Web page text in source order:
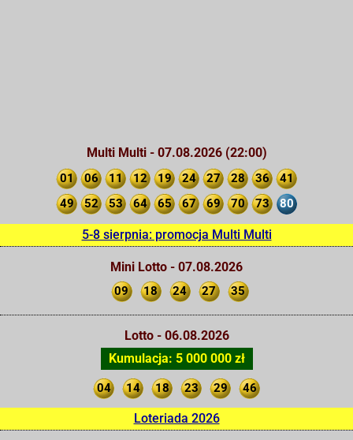
Multi Multi - 07.08.2026 (22:00)
01 06 11 12 19 24 27 28 36
41
49
52 53 64 65 67 69 70 73 80
5-8 sierpnia: promocja Multi Multi
Mini Lotto - 07.08.2026
09 18 24 27 35
Lotto - 06.08.2026
Kumulacja: 5 000 000 zł
04 14 18 23 29 46
Loteriada 2026